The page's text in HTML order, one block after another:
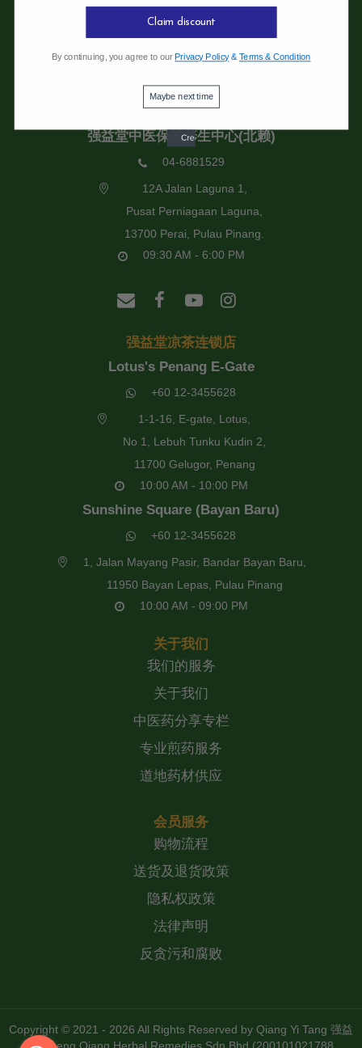
强益堂全息中医诊所(槟岛)
04-2832108
11600 Pulau Pinang.
09:30 AM - 6:00 PM
强益堂中医保健养生中心(北赖)
04-6881529
12A Jalan Laguna 1,
Pusat Perniagaan Laguna,
13700 Perai, Pulau Pinang.
09:30 AM - 6:00 PM
强益堂凉茶连锁店
Lotus's Penang E-Gate
+60 12-3455628
1-1-16, E-gate, Lotus,
No 1, Lebuh Tunku Kudin 2,
11700 Gelugor, Penang
10:00 AM - 10:00 PM
Sunshine Square (Bayan Baru)
+60 12-3455628
1, Jalan Mayang Pasir, Bandar Bayan Baru,
11950 Bayan Lepas, Pulau Pinang
10:00 AM - 09:00 PM
关于我们
我们的服务
关于我们
中医药分享专栏
专业煎药服务
道地药材供应
会员服务
购物流程
送货及退货政策
隐私权政策
法律声明
反贪污和腐败
Copyright © 2021 - 2026 All Rights Reserved by Qiang Yi Tang 强益
Claim discount
By continuing, you agree to our Privacy Policy&Terms & Condition
Maybe next time